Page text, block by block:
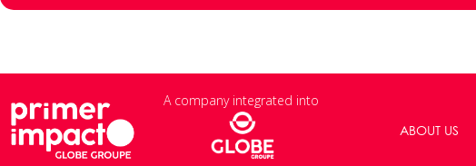
A company integrated into
ABOUT US